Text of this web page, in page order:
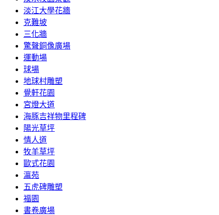
淡江大學花牆
克難坡
三化牆
驚聲銅像廣場
運動場
球場
地球村雕塑
覺軒花園
宮燈大道
海豚吉祥物里程碑
陽光草坪
情人道
牧羊草坪
歐式花園
瀛苑
五虎碑雕塑
福園
書卷廣場